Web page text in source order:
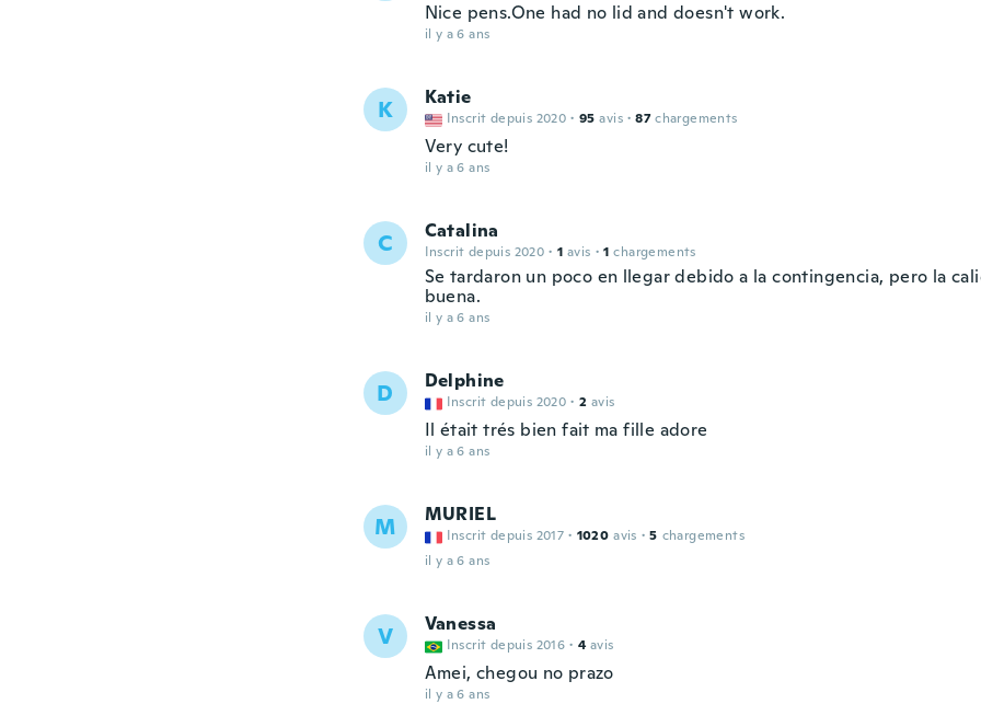
Nice pens.One had no lid and doesn't work.
il y a 6 ans
K Katie
Inscrit depuis 2020 · 95 avis · 87 chargements
Very cute!
il y a 6 ans
C Catalina
Inscrit depuis 2020 · 1 avis · 1 chargements
Se tardaron un poco en llegar debido a la contingencia, pero la
buena.
il y a 6 ans
D Delphine
Inscrit depuis 2020 · 2 avis
Il était trés bien fait ma fille adore
il y a 6 ans
M MURIEL
Inscrit depuis 2017 · 1020 avis · 5 chargements
il y a 6 ans
V Vanessa
Inscrit depuis 2016 · 4 avis
Amei, chegou no prazo
il y a 6 ans